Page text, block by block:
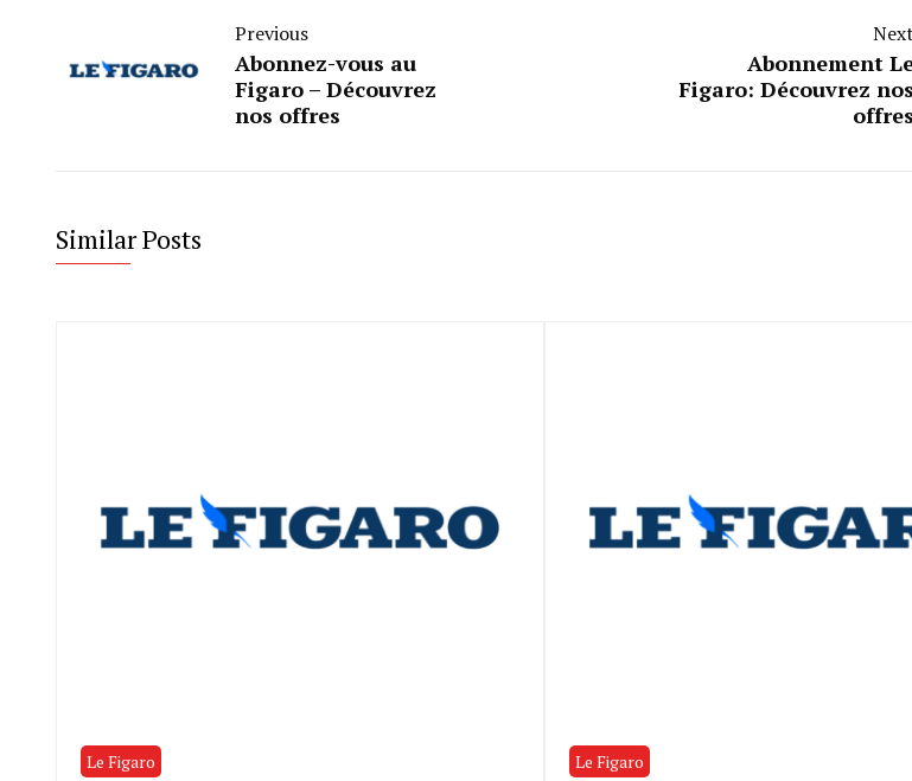
Previous
Abonnez-vous au
Figaro – Découvrez
nos offres
Next
Abonnement
Figaro: Découvrez nos
offres
Similar Posts
Le Figaro Le Figaro